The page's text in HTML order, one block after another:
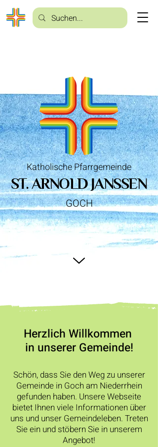
Katholische Pfarrgemeinde
ST. ARNOLD JANSSEN
GOCH
Herzlich Willkommen
in unserer Gemeinde!
Schön, dass Sie den Weg zu unserer
Gemeinde in Goch am Niederrhein
gefunden haben. Unsere Webseite
bietet Ihnen viele Informationen über
uns und unser Gemeindeleben. Treten
Sie ein und stöbern Sie in unserem
Angebot!